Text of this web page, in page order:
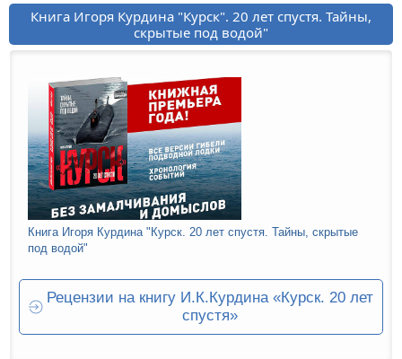
Книга Игоря Курдина "Курск". 20 лет спустя. Тайны,
скрытые под водой"
Книга Игоря Курдина "Курск. 20 лет спустя. Тайны, скрытые
под водой"
Рецензии на книгу И.К.Курдина «Курск. 20 лет
спустя»